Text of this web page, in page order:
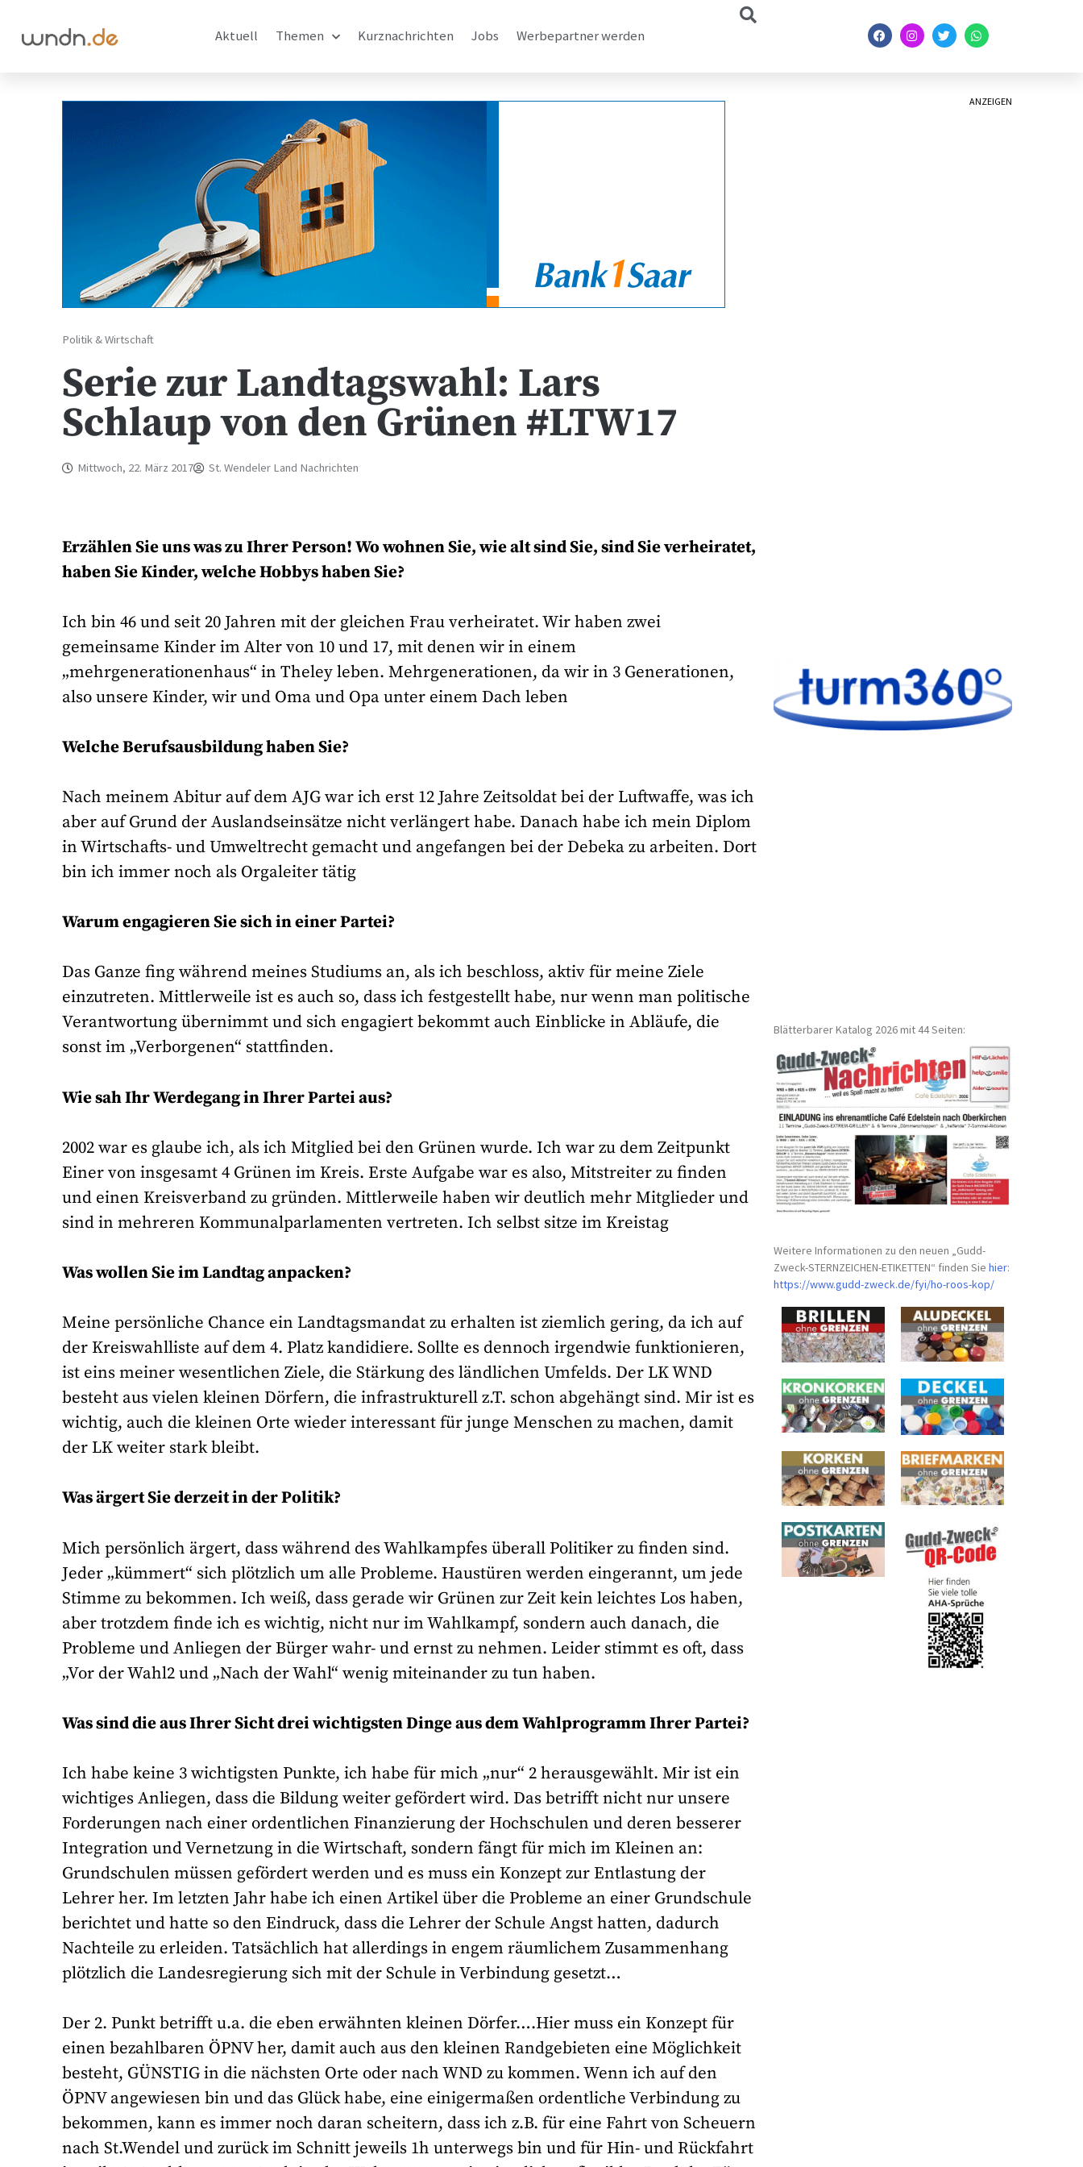
Aktuell Themen Kurznachrichten Jobs Werbepartner werden
Politik & Wirtschaft
Serie zur Landtagswahl: Lars
Schlaup von den Grünen #LTW17
Mittwoch, 22. März 2017 St. Wendeler Land Nachrichten
Erzählen Sie uns was zu Ihrer Person! Wo wohnen Sie, wie alt sind Sie, sind Sie verheiratet,
haben Sie Kinder, welche Hobbys haben Sie?
Ich bin 46 und seit 20 Jahren mit der gleichen Frau verheiratet. Wir haben zwei
gemeinsame Kinder im Alter von 10 und 17, mit denen wir in einem
„mehrgenerationenhaus“ in Theley leben. Mehrgenerationen, da wir in 3 Generationen,
also unsere Kinder, wir und Oma und Opa unter einem Dach leben
Welche Berufsausbildung haben Sie?
Nach meinem Abitur auf dem AJG war ich erst 12 Jahre Zeitsoldat bei der Luftwaffe, was ich
aber auf Grund der Auslandseinsätze nicht verlängert habe. Danach habe ich mein Diplom
in Wirtschafts- und Umweltrecht gemacht und angefangen bei der Debeka zu arbeiten. Dort
bin ich immer noch als Orgaleiter tätig
Warum engagieren Sie sich in einer Partei?
Das Ganze fing während meines Studiums an, als ich beschloss, aktiv für meine Ziele
einzutreten. Mittlerweile ist es auch so, dass ich festgestellt habe, nur wenn man politische
Verantwortung übernimmt und sich engagiert bekommt auch Einblicke in Abläufe, die
sonst im „Verborgenen“ stattfinden.
Wie sah Ihr Werdegang in Ihrer Partei aus?
2002 war es glaube ich, als ich Mitglied bei den Grünen wurde. Ich war zu dem Zeitpunkt
Einer von insgesamt 4 Grünen im Kreis. Erste Aufgabe war es also, Mitstreiter zu finden
und einen Kreisverband zu gründen. Mittlerweile haben wir deutlich mehr Mitglieder und
sind in mehreren Kommunalparlamenten vertreten. Ich selbst sitze im Kreistag
Was wollen Sie im Landtag anpacken?
Meine persönliche Chance ein Landtagsmandat zu erhalten ist ziemlich gering, da ich auf
der Kreiswahlliste auf dem 4. Platz kandidiere. Sollte es dennoch irgendwie funktionieren,
ist eins meiner wesentlichen Ziele, die Stärkung des ländlichen Umfelds. Der LK WND
besteht aus vielen kleinen Dörfern, die infrastrukturell z.T. schon abgehängt sind. Mir ist es
wichtig, auch die kleinen Orte wieder interessant für junge Menschen zu machen, damit
der LK weiter stark bleibt.
Was ärgert Sie derzeit in der Politik?
Mich persönlich ärgert, dass während des Wahlkampfes überall Politiker zu finden sind.
Jeder „kümmert“ sich plötzlich um alle Probleme. Haustüren werden eingerannt, um jede
Stimme zu bekommen. Ich weiß, dass gerade wir Grünen zur Zeit kein leichtes Los haben,
aber trotzdem finde ich es wichtig, nicht nur im Wahlkampf, sondern auch danach, die
Probleme und Anliegen der Bürger wahr- und ernst zu nehmen. Leider stimmt es oft, dass
„Vor der Wahl2 und „Nach der Wahl“ wenig miteinander zu tun haben.
Was sind die aus Ihrer Sicht drei wichtigsten Dinge aus dem Wahlprogramm Ihrer Partei?
Ich habe keine 3 wichtigsten Punkte, ich habe für mich „nur“ 2 herausgewählt. Mir ist ein
wichtiges Anliegen, dass die Bildung weiter gefördert wird. Das betrifft nicht nur unsere
Forderungen nach einer ordentlichen Finanzierung der Hochschulen und deren besserer
Integration und Vernetzung in die Wirtschaft, sondern fängt für mich im Kleinen an:
Grundschulen müssen gefördert werden und es muss ein Konzept zur Entlastung der
Lehrer her. Im letzten Jahr habe ich einen Artikel über die Probleme an einer Grundschule
berichtet und hatte so den Eindruck, dass die Lehrer der Schule Angst hatten, dadurch
Nachteile zu erleiden. Tatsächlich hat allerdings in engem räumlichem Zusammenhang
plötzlich die Landesregierung sich mit der Schule in Verbindung gesetzt…
Der 2. Punkt betrifft u.a. die eben erwähnten kleinen Dörfer….Hier muss ein Konzept für
einen bezahlbaren ÖPNV her, damit auch aus den kleinen Randgebieten eine Möglichkeit
besteht, GÜNSTIG in die nächsten Orte oder nach WND zu kommen. Wenn ich auf den
ÖPNV angewiesen bin und das Glück habe, eine einigermaßen ordentliche Verbindung zu
bekommen, kann es immer noch daran scheitern, dass ich z.B. für eine Fahrt von Scheuern
nach St.Wendel und zurück im Schnitt jeweils 1h unterwegs bin und für Hin- und Rückfahrt
ANZEIGEN
Blätterbarer Katalog 2026 mit 44 Seiten:
Weitere Informationen zu den neuen „Gudd-
Zweck-STERNZEICHEN-ETIKETTEN“ finden Siehier:
https://www.gudd-zweck.de/fyi/ho-roos-kop/